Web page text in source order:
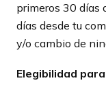
primeros 30 días
días desde tu
y/o cambio de
Elegibilidad